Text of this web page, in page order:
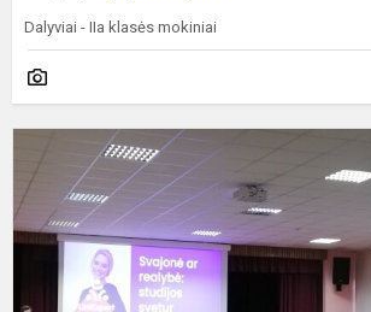
Dalyviai - IIa klasės mokiniai